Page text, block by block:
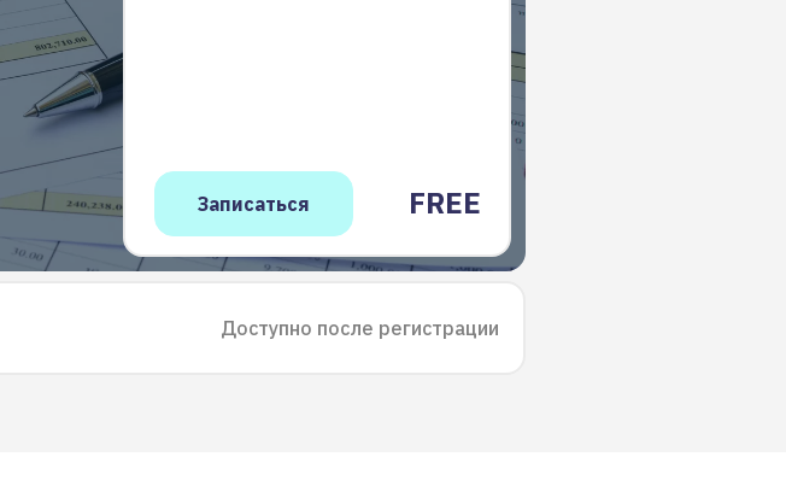
FREE
Доступно после регистрации